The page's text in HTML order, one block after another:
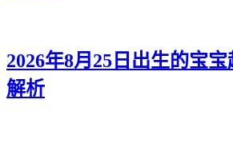
2026年8月25日出生的宝
解析